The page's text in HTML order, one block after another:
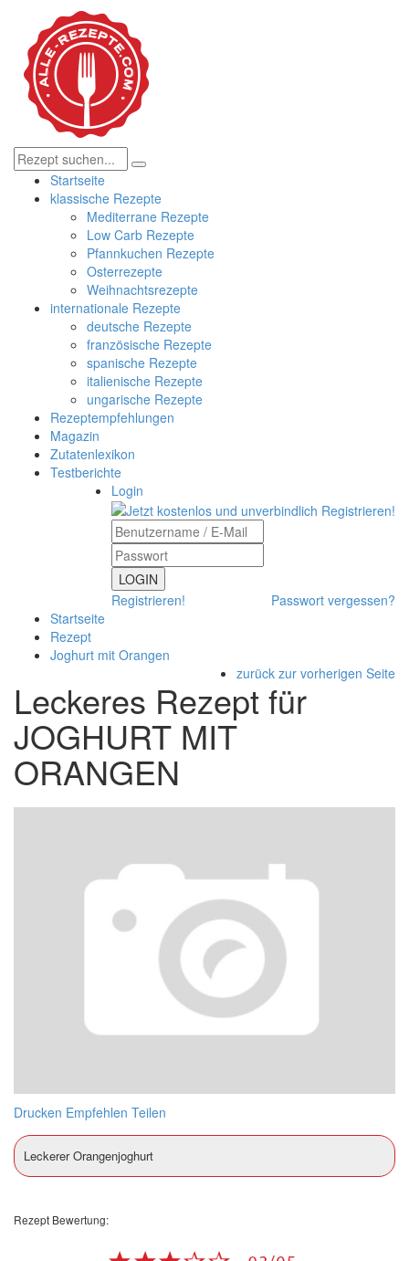
Startseite
klassische Rezepte
Mediterrane Rezepte
Low Carb Rezepte
Pfannkuchen Rezepte
Osterrezepte
Weihnachtsrezepte
internationale Rezepte
deutsche Rezepte
französische Rezepte
spanische Rezepte
italienische Rezepte
ungarische Rezepte
Rezeptempfehlungen
Magazin
Zutatenlexikon
Testberichte
Login
LOGIN
Registrieren!
Passwort vergessen?
Startseite
Rezept
Joghurt mit Orangen
zurück zur vorherigen Seite
Leckeres Rezept für
JOGHURT MIT
ORANGEN
Drucken Empfehlen Teilen
Leckerer Orangenjoghurt
Rezept Bewertung: